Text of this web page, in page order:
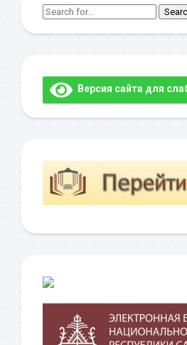
Search
Версия сайта для